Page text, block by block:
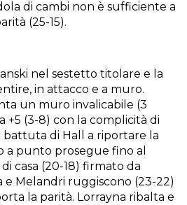
di cambi non è sufficiente a
(25-15).
nel sestetto titolare e la
in attacco e a muro.
un muro invalicabile (3
+5 (3-8) con la complicità di
battuta di Hall a riportare la
a punto prosegue fino al
casa (20-18) firmato da
e Melandri ruggiscono (23-22)
la parità. Lorrayna ribalta e